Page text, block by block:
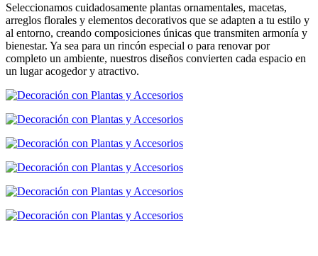
Seleccionamos cuidadosamente plantas ornamentales, macetas,
arreglos florales y elementos decorativos que se adapten a tu estilo y
al entorno, creando composiciones únicas que transmiten armonía y
bienestar. Ya sea para un rincón especial o para renovar por
completo un ambiente, nuestros diseños convierten cada espacio en
un lugar acogedor y atractivo.